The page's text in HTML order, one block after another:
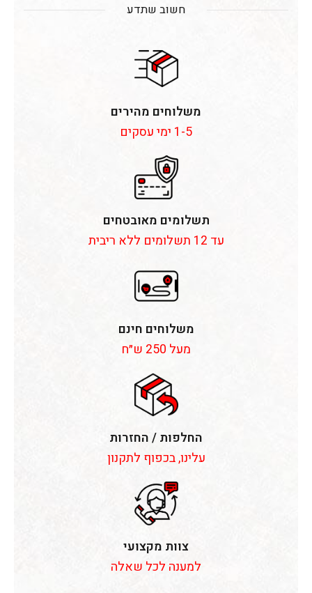
חשוב שתדע
משלוחים מהירים
1-5 ימי עסקים
תשלומים מאובטחים
עד 12 תשלומים ללא ריבית
משלוחים חינם
מעל 250 ש״ח
החלפות / החזרות
עלינו, בכפוף לתקנון
צוות מקצועי
למענה לכל שאלה